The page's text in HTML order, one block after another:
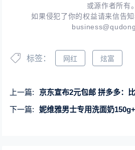
或源作者所有。
如果侵犯了你的权益请来信告知
标签： 网红 炫富
上一篇:
京东宣布2元包邮 拼多多：
下一篇:
妮维雅男士专用洗面奶